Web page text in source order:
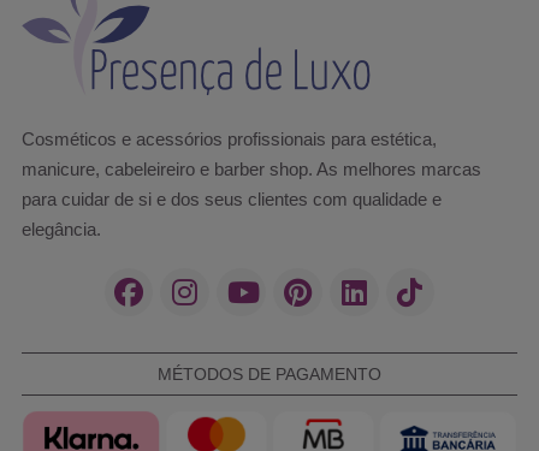
Cosméticos e acessórios profissionais para estética,
manicure, cabeleireiro e barber shop. As melhores marcas
para cuidar de si e dos seus clientes com qualidade e
elegância.
MÉTODOS DE PAGAMENTO